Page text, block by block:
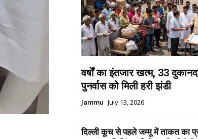
वर्षों का इंतजार खत्म, 33
पुनर्वास को मिली हरी झंडी
Jammu July 13, 2026
दिल्ली कूच से पहले जम्मू में ताकत का